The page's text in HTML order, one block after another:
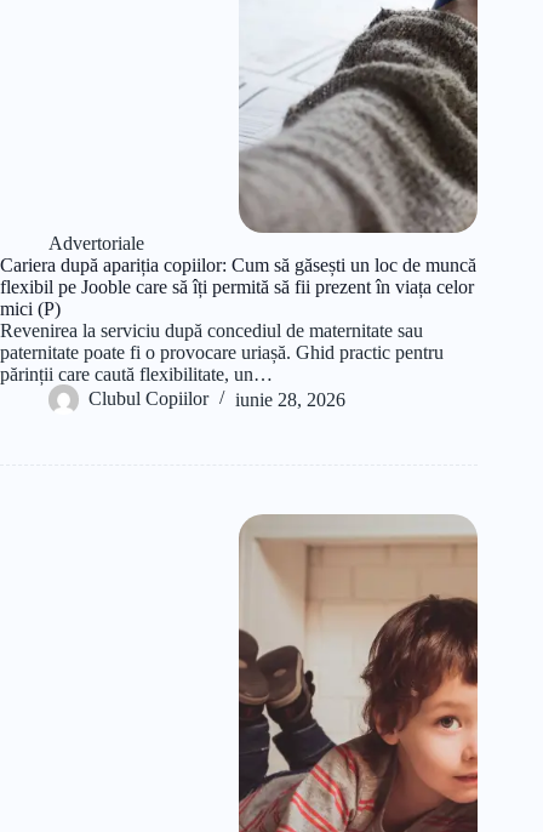
Advertoriale
Cariera după apariția copiilor: Cum să găsești un loc de muncă
flexibil pe Jooble care să îți permită să fii prezent în viața celor
mici (P)
Revenirea la serviciu după concediul de maternitate sau
paternitate poate fi o provocare uriașă. Ghid practic pentru
părinții care caută flexibilitate, un…
Clubul Copiilor
iunie 28, 2026